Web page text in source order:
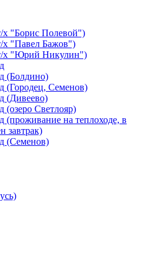
х "Борис Полевой")
х "Павел Бажов")
х "Юрий Никулин")
(Болдино)
(Городец, Семенов)
(Дивеево)
Светлояр)
на теплоходе, в
завтрак)
(Семенов)